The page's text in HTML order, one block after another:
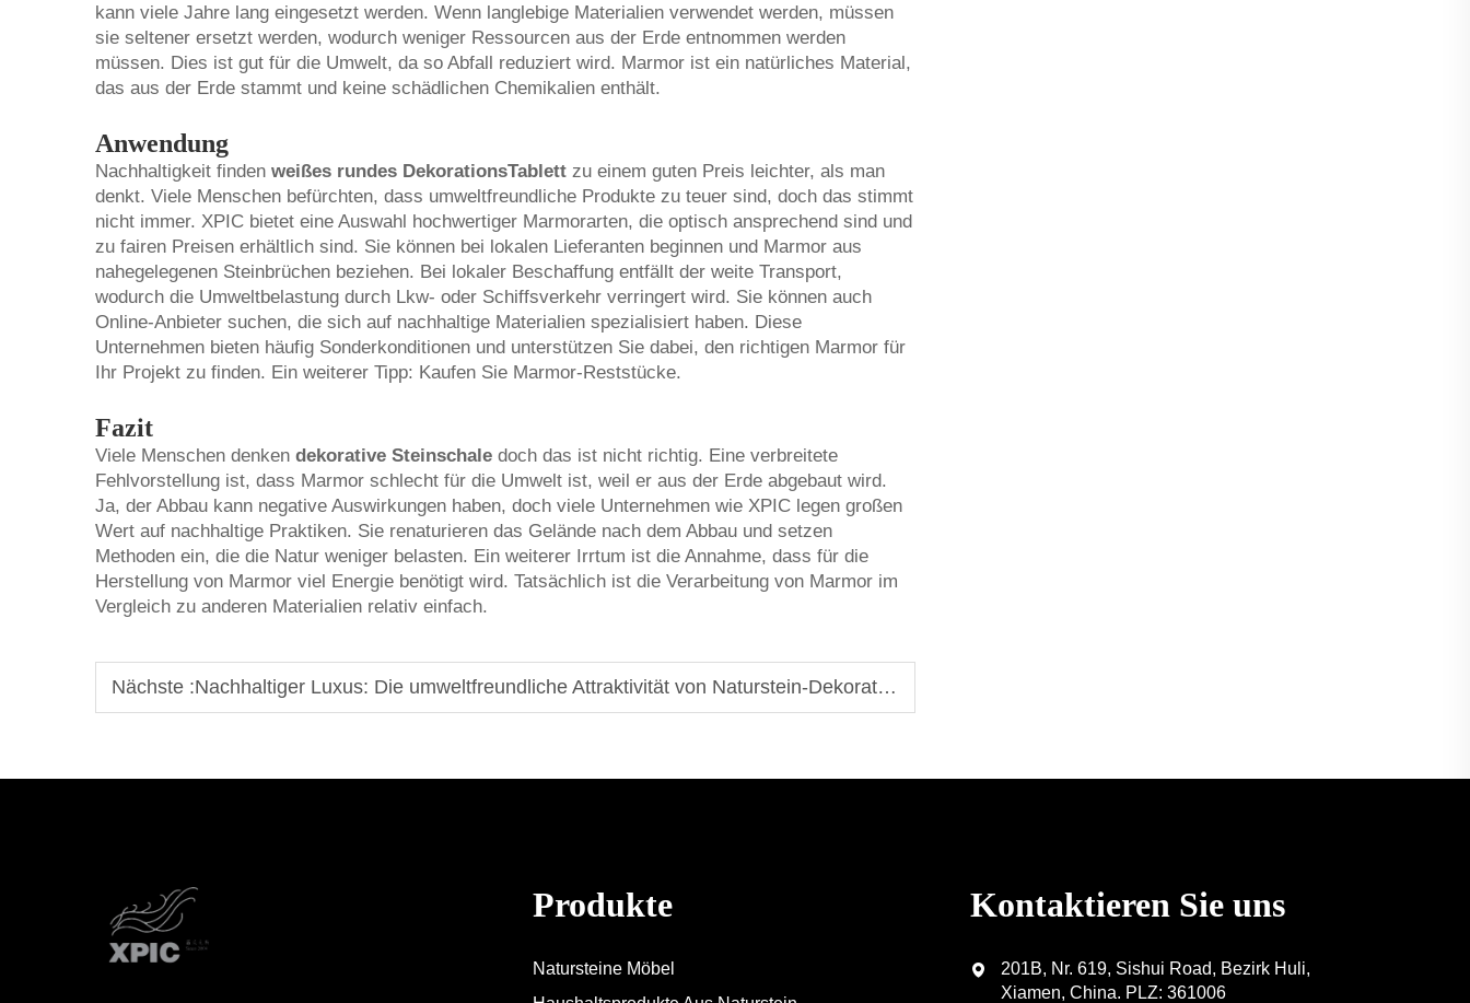
kann viele Jahre lang eingesetzt werden. Wenn langlebige Materialien verwendet werden, müssen
sie seltener ersetzt werden, wodurch weniger Ressourcen aus der Erde entnommen werden
müssen. Dies ist gut für die Umwelt, da so Abfall reduziert wird. Marmor ist ein natürliches Material,
das aus der Erde stammt und keine schädlichen Chemikalien enthält.
Anwendung
Nachhaltigkeit finden weißes rundes DekorationsTablett zu einem guten Preis leichter, als man
denkt. Viele Menschen befürchten, dass umweltfreundliche Produkte zu teuer sind, doch das stimmt
nicht immer. XPIC bietet eine Auswahl hochwertiger Marmorarten, die optisch ansprechend sind und
zu fairen Preisen erhältlich sind. Sie können bei lokalen Lieferanten beginnen und Marmor aus
nahegelegenen Steinbrüchen beziehen. Bei lokaler Beschaffung entfällt der weite Transport,
wodurch die Umweltbelastung durch Lkw- oder Schiffsverkehr verringert wird. Sie können auch
Online-Anbieter suchen, die sich auf nachhaltige Materialien spezialisiert haben. Diese
Unternehmen bieten häufig Sonderkonditionen und unterstützen Sie dabei, den richtigen Marmor für
Ihr Projekt zu finden. Ein weiterer Tipp: Kaufen Sie Marmor-Reststücke.
Fazit
Viele Menschen denken dekorative Steinschale doch das ist nicht richtig. Eine verbreitete
Fehlvorstellung ist, dass Marmor schlecht für die Umwelt ist, weil er aus der Erde abgebaut wird.
Ja, der Abbau kann negative Auswirkungen haben, doch viele Unternehmen wie XPIC legen großen
Wert auf nachhaltige Praktiken. Sie renaturieren das Gelände nach dem Abbau und setzen
Methoden ein, die die Natur weniger belasten. Ein weiterer Irrtum ist die Annahme, dass für die
Herstellung von Marmor viel Energie benötigt wird. Tatsächlich ist die Verarbeitung von Marmor im
Vergleich zu anderen Materialien relativ einfach.
Nächste :Nachhaltiger Luxus: Die umweltfreundliche Attraktivität von Naturstein-Dekoration
Produkte
Natursteine Möbel
Kontaktieren Sie uns
201B, Nr. 619, Sishui Road, Bezirk Huli,
Xiamen, China. PLZ: 361006